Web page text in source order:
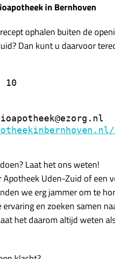
in Bernhoven
ophalen buiten de
Dan kunt u daarvoor
10
Laat het ons weten!
Apotheek Uden-Zuid of een
we erg jammer om te
en zoeken samen
het daarom altijd weten